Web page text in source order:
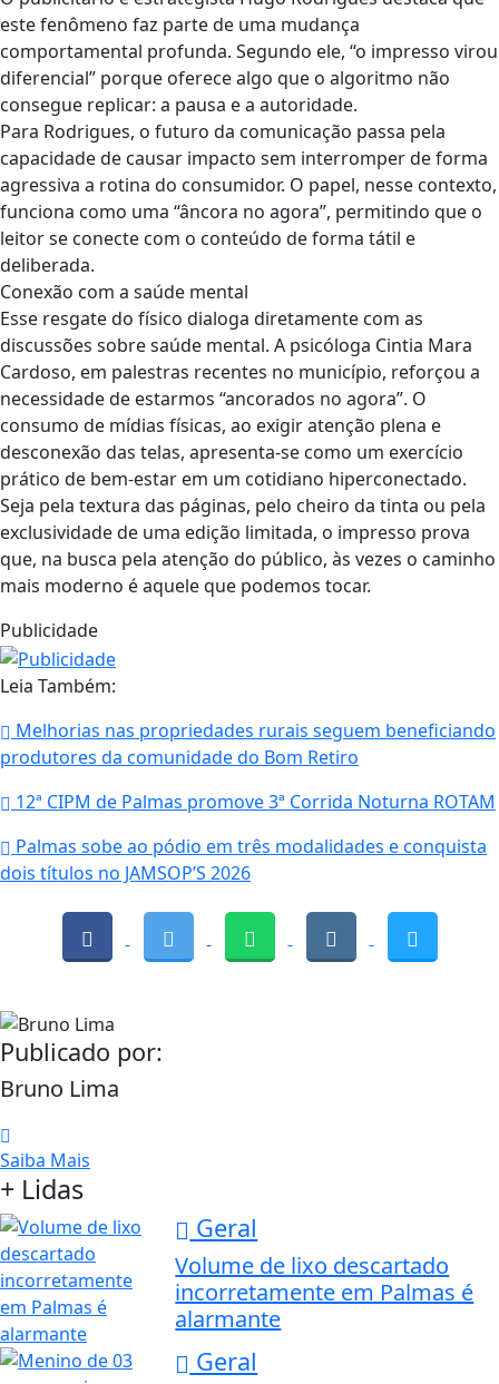
este fenômeno faz parte de uma mudança
comportamental profunda. Segundo ele, “o impresso virou
diferencial” porque oferece algo que o algoritmo não
consegue replicar: a pausa e a autoridade.
Para Rodrigues, o futuro da comunicação passa pela
capacidade de causar impacto sem interromper de forma
agressiva a rotina do consumidor. O papel, nesse contexto,
funciona como uma “âncora no agora”, permitindo que o
leitor se conecte com o conteúdo de forma tátil e
deliberada.
Conexão com a saúde mental
Esse resgate do físico dialoga diretamente com as
discussões sobre saúde mental. A psicóloga Cintia Mara
Cardoso, em palestras recentes no município, reforçou a
necessidade de estarmos “ancorados no agora”. O
consumo de mídias físicas, ao exigir atenção plena e
desconexão das telas, apresenta-se como um exercício
prático de bem-estar em um cotidiano hiperconectado.
Seja pela textura das páginas, pelo cheiro da tinta ou pela
exclusividade de uma edição limitada, o impresso prova
que, na busca pela atenção do público, às vezes o caminho
mais moderno é aquele que podemos tocar.
Publicidade
Leia Também:
Melhorias nas propriedades rurais seguem beneficiando
produtores da comunidade do Bom Retiro
12ª CIPM de Palmas promove 3ª Corrida Noturna ROTAM
Palmas sobe ao pódio em três modalidades e conquista
dois títulos no JAMSOP’S 2026
Publicado por:
Bruno Lima
Saiba Mais
+ Lidas
Geral
Volume de lixo descartado
incorretamente em Palmas é
alarmante
Geral